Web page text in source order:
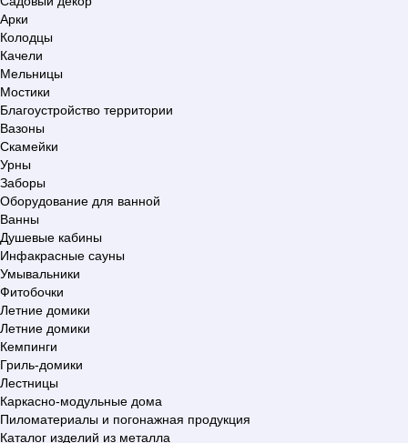
Арки
Колодцы
Качели
Мельницы
Мостики
Благоустройство территории
Вазоны
Скамейки
Урны
Заборы
Оборудование для ванной
Ванны
Душевые кабины
Инфакрасные сауны
Умывальники
Фитобочки
Летние домики
Летние домики
Кемпинги
Гриль-домики
Лестницы
Каркасно-модульные дома
Пиломатериалы и погонажная продукция
Каталог изделий из металла